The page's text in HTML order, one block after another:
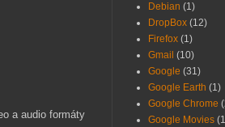
a audio formáty
Debian (1)
DropBox (12)
Firefox (1)
Gmail (10)
Google (31)
Google Earth (1)
Google Chrome
Google Movies